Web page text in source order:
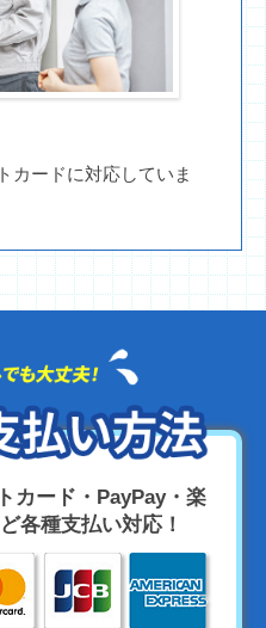
カードに対応していま
カード・PayPay・楽
各種支払い対応！